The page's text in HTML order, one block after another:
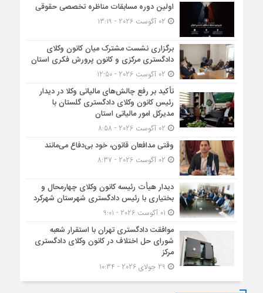
اولین دوره مسابقات مناظره تخصصی حقوقی
برگزاری نشست مشترک میان کانون وکلای
دادگستری مرکزی و کانون پرورش فکری استان
تأکید بر رفع چالش‌های مالیاتی وکلا در دیدار
رئیس کانون وکلای دادگستری گلستان با
مدیرکل امور مالیاتی استان
وقتی مدافعان قانون، خود بی‌دفاع می‌مانند
دیدار هیأت رئیسه کانون وکلای چهارمحال و
بختیاری با رئیس دادگستری شهرستان شهرکرد
موافقت دادگستری تهران با استقرار شعبه
شورای حل اختلاف در کانون وکلای دادگستری
مرکز